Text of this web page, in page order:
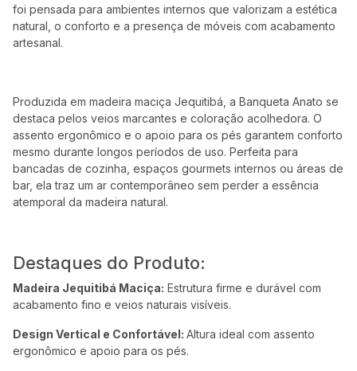
foi pensada para ambientes internos que valorizam a estética
natural, o conforto e a presença de móveis com acabamento
artesanal.
Produzida em madeira maciça Jequitibá, a Banqueta Anato se
destaca pelos veios marcantes e coloração acolhedora. O
assento ergonômico e o apoio para os pés garantem conforto
mesmo durante longos períodos de uso. Perfeita para
bancadas de cozinha, espaços gourmets internos ou áreas de
bar, ela traz um ar contemporâneo sem perder a essência
atemporal da madeira natural.
Destaques do Produto:
Madeira Jequitibá Maciça: Estrutura firme e durável com
acabamento fino e veios naturais visíveis.
Design Vertical e Confortável:Altura ideal com assento
ergonômico e apoio para os pés.